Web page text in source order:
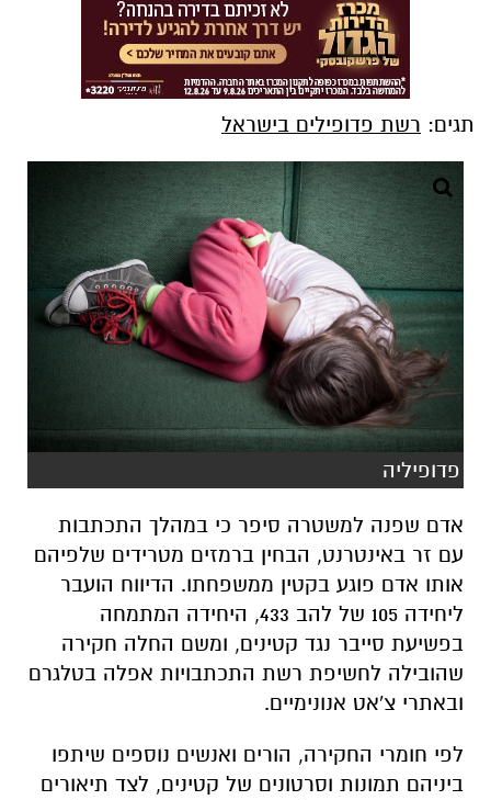
תגים: רשת פדופילים בישראל
פדופיליה
אדם שפנה למשטרה סיפר כי במהלך התכתבות
עם זר באינטרנט, הבחין ברמזים מטרידים שלפיהם
אותו אדם פוגע בקטין ממשפחתו. הדיווח הועבר
ליחידה 105 של להב 433, היחידה המתמחה
בפשיעת סייבר נגד קטינים, ומשם החלה חקירה
שהובילה לחשיפת רשת התכתבויות אפלה בטלגרם
ובאתרי צ'אט אנונימיים.
לפי חומרי החקירה, הורים ואנשים נוספים שיתפו
ביניהם תמונות וסרטונים של קטינים, לצד תיאורים